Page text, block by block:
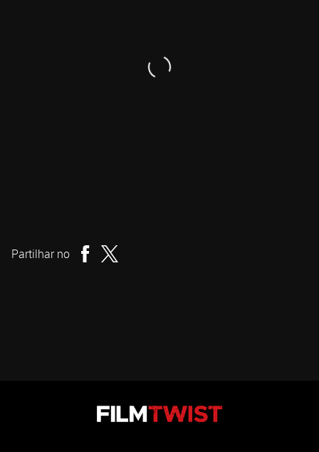
Partilhar no